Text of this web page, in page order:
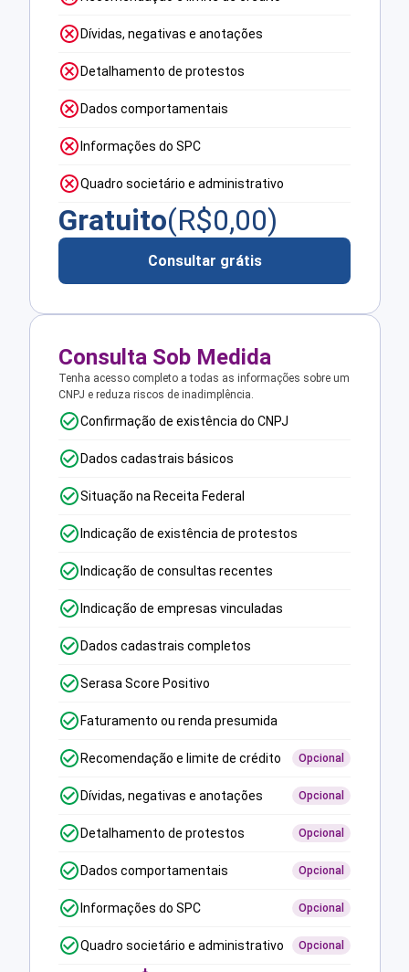
Dívidas, negativas e anotações
Detalhamento de protestos
Dados comportamentais
Informações do SPC
Quadro societário e administrativo
Gratuito(R$0,00)
Consultar grátis
Consulta Sob Medida
Tenha acesso completo a todas as informações sobre um
CNPJ e reduza riscos de inadimplência.
Confirmação de existência do CNPJ
Dados cadastrais básicos
Situação na Receita Federal
Indicação de existência de protestos
Indicação de consultas recentes
Indicação de empresas vinculadas
Dados cadastrais completos
Serasa Score Positivo
Faturamento ou renda presumida
Recomendação e limite de crédito Opcional
Dívidas, negativas e anotações Opcional
Detalhamento de protestos Opcional
Dados comportamentais Opcional
Informações do SPC Opcional
Quadro societário e administrativo Opcional